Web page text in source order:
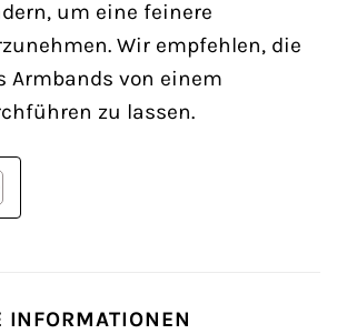
um eine feinere
Wir empfehlen, die
Armbands von einem
zu lassen.
INFORMATIONEN